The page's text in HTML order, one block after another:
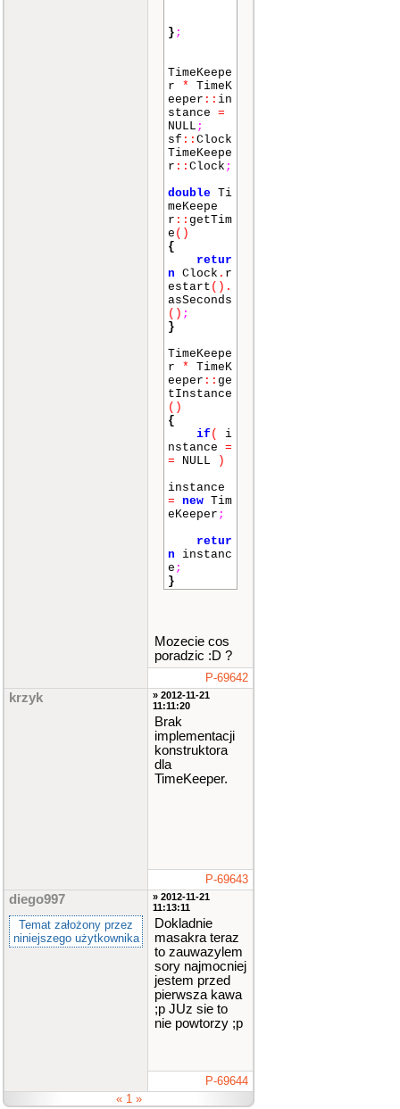
} ;
TimeKeepe
r *
TimeK
eeper :: in
stance =
NULL ;
sf :: Clock
TimeKeepe
r :: Clock ;
double Ti
meKeepe
r :: getTim
e ()
{
retur
n Clock . r
estart () .
asSeconds
() ;
}
TimeKeepe
r *
TimeK
eeper :: ge
tInstance
()
{
if (
i
nstance =
= NULL
)
instance
= new Tim
eKeeper ;
retur
n instanc
e ;
}
Mozecie cos
poradzic :D ?
P-69642
krzyk
» 2012-11-21
11:11:20
Brak
implementacji
konstruktora
dla
TimeKeeper.
P-69643
diego997
Temat założony przez
niniejszego użytkownika
» 2012-11-21
11:13:11
Dokladnie
masakra teraz
to zauwazylem
sory najmocniej
jestem przed
pierwsza kawa
;p JUz sie to
nie powtorzy ;p
P-69644
« 1 »